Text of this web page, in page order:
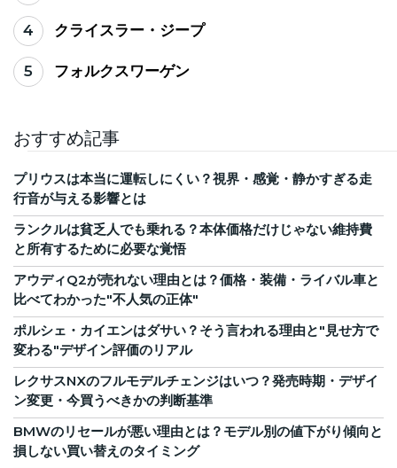
4 クライスラー・ジープ
5 フォルクスワーゲン
おすすめ記事
プリウスは本当に運転しにくい？視界・感覚・静かすぎる走
行音が与える影響とは
ランクルは貧乏人でも乗れる？本体価格だけじゃない維持費
と所有するために必要な覚悟
アウディQ2が売れない理由とは？価格・装備・ライバル車と
比べてわかった"不人気の正体"
ポルシェ・カイエンはダサい？そう言われる理由と"見せ方で
変わる"デザイン評価のリアル
レクサスNXのフルモデルチェンジはいつ？発売時期・デザイ
ン変更・今買うべきかの判断基準
BMWのリセールが悪い理由とは？モデル別の値下がり傾向と
損しない買い替えのタイミング